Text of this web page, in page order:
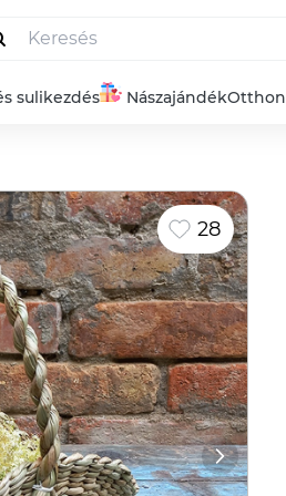
sulikezdés NászajándékOtthon
28